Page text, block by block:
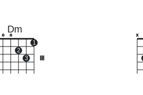
Dm
o o
2
3
1
x